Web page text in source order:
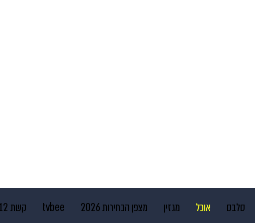
סלבס אוכל מגזין מצפן הבחירות 2026 tvbee קשת 12